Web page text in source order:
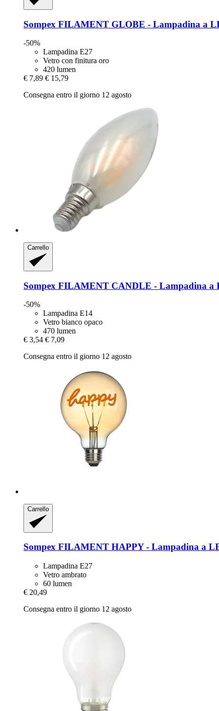
Sompex FILAMENT GLOBE -​ Lampadina a
-50%
Lampadina E27
Vetro con finitura oro
420 lumen
€ 7,89 € 15,79
Consegna entro il giorno 12 agosto
Carrello
Sompex FILAMENT CANDLE -​ Lampadina a
-50%
Lampadina E14
Vetro bianco opaco
470 lumen
€ 3,54 € 7,09
Consegna entro il giorno 12 agosto
Carrello
Sompex FILAMENT HAPPY -​ Lampadina a
Lampadina E27
Vetro ambrato
60 lumen
€ 20,49
Consegna entro il giorno 12 agosto